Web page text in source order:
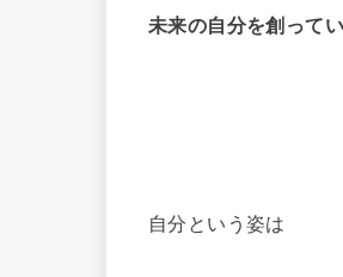
未来の自分を創ってい
自分という姿は